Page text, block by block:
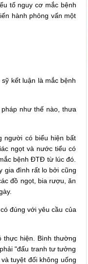
tố nguy cơ mắc bệnh
hành phỏng vấn một
kết luận là mắc bệnh
như thế nào, thưa
người có biểu hiện bất
ngọt và nước tiểu có
bệnh ĐTĐ từ lúc đó.
gia đình rất lo bởi cũng
đồ ngọt, bia rượu, ăn
đúng với yêu cầu của
thực hiện. Bình thường
"đấu tranh tư tưởng
tuyệt đối không uống